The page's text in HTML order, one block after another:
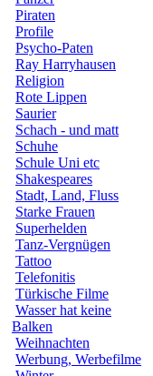
Piraten
Profile
Psycho-Paten
Ray Harryhausen
Religion
Rote Lippen
Saurier
Schach - und matt
Schuhe
Schule Uni etc
Shakespeares
Stadt, Land, Fluss
Starke Frauen
Superhelden
Tanz-Vergnügen
Tattoo
Telefonitis
Türkische Filme
Wasser hat keine
Balken
Weihnachten
Werbung, Werbefilme